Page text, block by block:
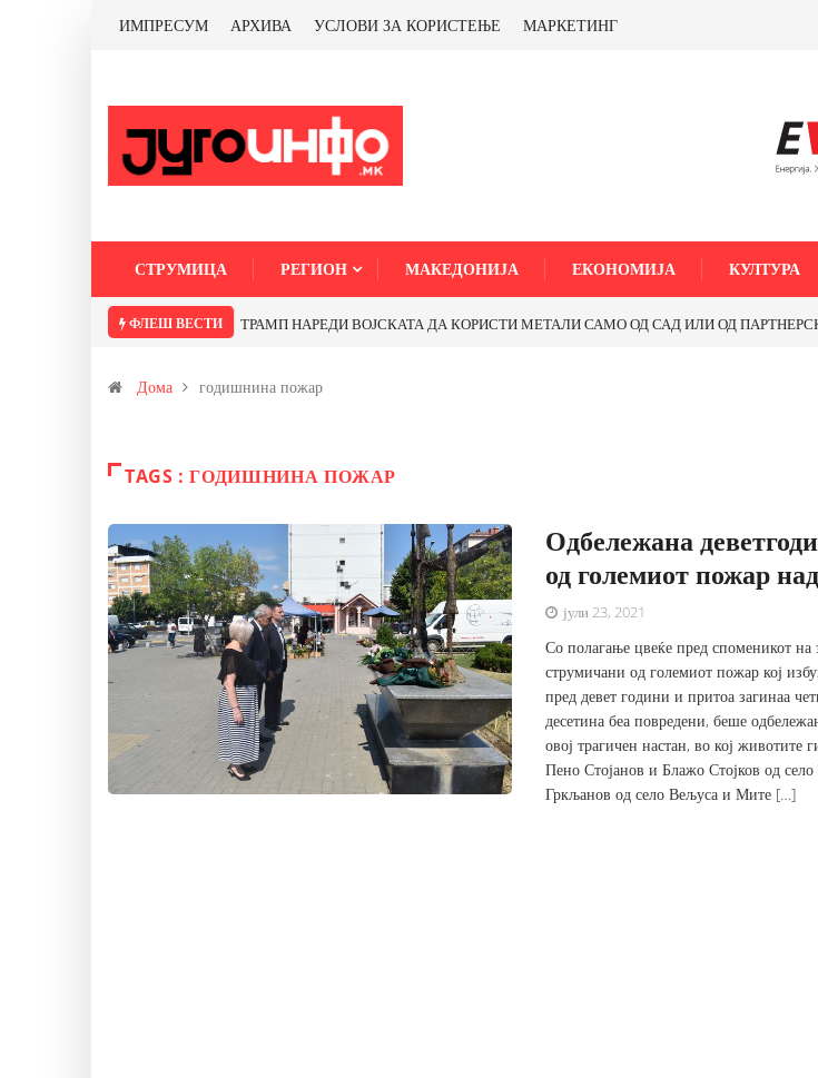
ИМПРЕСУМ АРХИВА УСЛОВИ ЗА КОРИСТЕЊЕ МАРКЕТИНГ
СТРУМИЦА РЕГИОН МАКЕДОНИЈА ЕКОНОМИЈА КУЛТУРА
ФЛЕШ ВЕСТИ ТРАМП НАРЕДИ ВОЈСКАТА ДА КОРИСТИ МЕТАЛИ САМО ОД САД ИЛИ ОД ПАРТНЕРСКИ
Дома годишнина пожар
TAGS : ГОДИШНИНА ПОЖАР
Одбележана
од големиот пожар
јули 23, 2021
Со полагање цвеќе пред споменикот на
струмичани од големиот пожар кој
пред девет години и притоа загинаа
десетина беа повредени, беше
овој трагичен настан, во кој животите
Пено Стојанов и Блажо Стојков од
Гркљанов од село Вељуса и Мите […]